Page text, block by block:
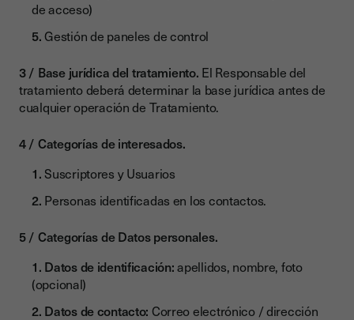
de acceso)
Gestión de paneles de control
Base jurídica del tratamiento. El Responsable del
tratamiento deberá determinar la base jurídica antes de
cualquier operación de Tratamiento.
Categorías de interesados.
Suscriptores y Usuarios
Personas identificadas en los contactos.
Categorías de Datos personales.
Datos de identificación:apellidos, nombre, foto
(opcional)
Datos de contacto: Correo electrónico / dirección